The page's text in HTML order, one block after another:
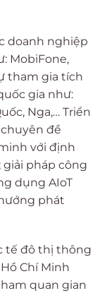
doanh nghiệp
MobiFone,
tham gia tích
gia như:
Nga,… Triển
đề
với định
pháp công
dụng AIoT
phát
tế đô thị thông
Chí Minh
quan gian